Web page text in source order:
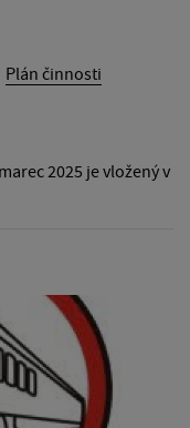
Plán činnosti
2025 je vložený v